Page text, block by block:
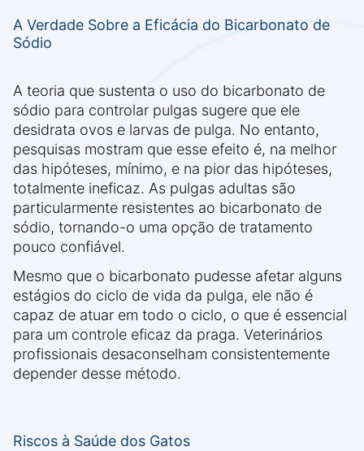
A Verdade Sobre a Eficácia do Bicarbonato de
Sódio
A teoria que sustenta o uso do bicarbonato de
sódio para controlar pulgas sugere que ele
desidrata ovos e larvas de pulga. No entanto,
pesquisas mostram que esse efeito é, na melhor
das hipóteses, mínimo, e na pior das hipóteses,
totalmente ineficaz. As pulgas adultas são
particularmente resistentes ao bicarbonato de
sódio, tornando-o uma opção de tratamento
pouco confiável.
Mesmo que o bicarbonato pudesse afetar alguns
estágios do ciclo de vida da pulga, ele não é
capaz de atuar em todo o ciclo, o que é essencial
para um controle eficaz da praga. Veterinários
profissionais desaconselham consistentemente
depender desse método.
Riscos à Saúde dos Gatos